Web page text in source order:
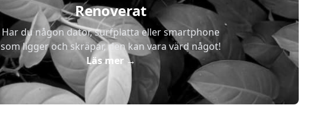
Renoverat
Har du någon dator, surfplatta eller smartphone
som ligger och skräpar, den kan vara värd något!
Läs mer→